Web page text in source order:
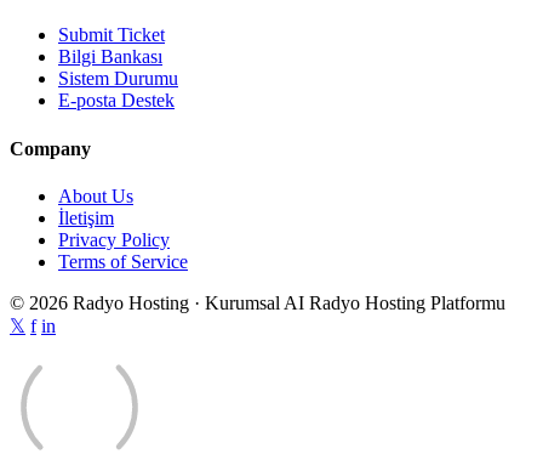
Submit Ticket
Bilgi Bankası
Sistem Durumu
E-posta Destek
Company
About Us
İletişim
Privacy Policy
Terms of Service
© 2026 Radyo Hosting · Kurumsal AI Radyo Hosting Platformu
𝕏 f in